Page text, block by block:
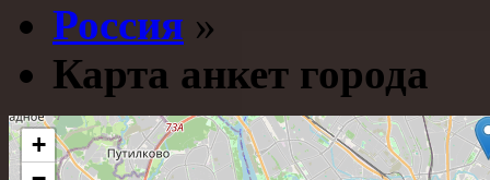
Россия »
Карта анкет города
+